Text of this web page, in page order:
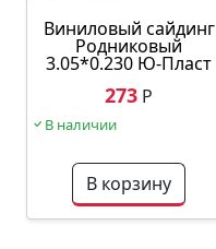
Виниловый сайдинг
Родниковый
3.05*0.230 Ю-Пласт
273 Р
В наличии
В корзину